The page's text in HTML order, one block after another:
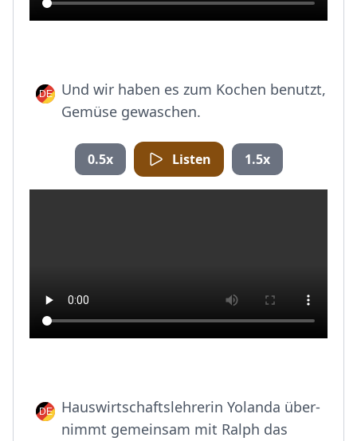
Und wir haben es zum Kochen benutzt,
Gemüse gewaschen.
0.5x Listen 1.5x
Hauswirtschaftslehrerin Yolanda über-
nimmt gemeinsam mit Ralph das